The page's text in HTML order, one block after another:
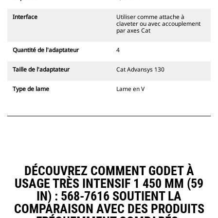
champ de vision du conducteur.
Les attaches à accouplement par
pelles hydrauliques à chaînes 311-
Des attaches à largeur de
disponibles.
utilisent des charnières d'attache
équipements.
Les attaches spéciales CW sont
disponibles pour toutes les pelles
hydrauliques à chaines et sur
pneus.
Interface
Utiliser comme attache à
claveter ou avec accouplement
par axes Cat
Quantité de l'adaptateur 4
Taille de l'adaptateur Cat Advansys 130
Type de lame Lame en V
DÉCOUVREZ COMMENT GODET À
USAGE TRÈS INTENSIF 1 450 MM (59
IN) : 568-7616 SOUTIENT LA
COMPARAISON AVEC DES PRODUITS